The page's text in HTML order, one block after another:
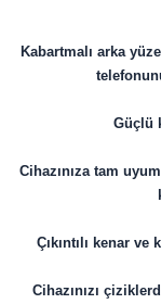
Kabartmalı arka
Güçlü
Cihazınıza tam
Çıkıntılı kenar
Cihazınızı